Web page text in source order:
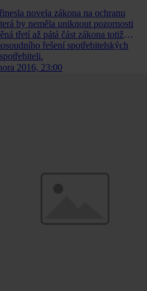
novela zákona na ochranu
by neměla uniknout pozornosti
třetí až pátá část zákona totiž
řešení spotřebitelských
2016, 23:00